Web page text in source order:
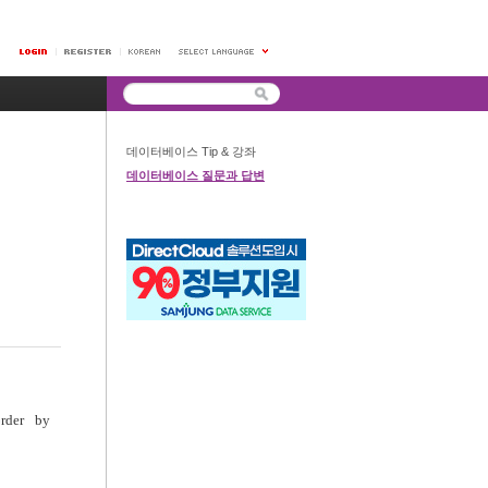
by
데이터베이스 Tip & 강좌
데이터베이스 질문과 답변